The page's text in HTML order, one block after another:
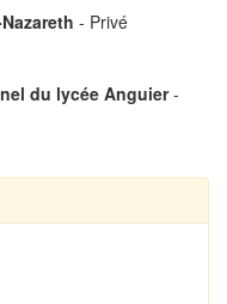
- Privé
du lycée Anguier-